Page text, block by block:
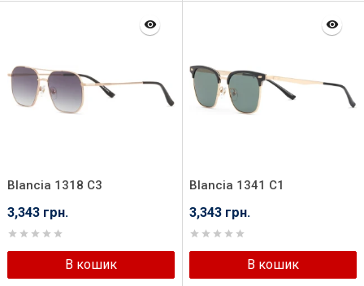
Blancia 1318 C3
3,343 грн.
В кошик
Blancia 1341 C1
3,343 грн.
В кошик